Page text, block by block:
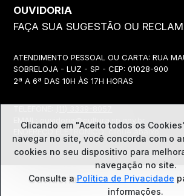
OUVIDORIA
FAÇA SUA SUGESTÃO OU
ATENDIMENTO PESSOAL OU CARTA: RUA
SOBRELOJA - LUZ - SP - CEP: 01028-900
2ª A 6ª DAS 10H ÀS 17H HORAS
EMAIL:
ouvidoria@cultura.sp.gov.br
ENDEREÇO ELETRÔNICO: clique abaixo
Ouvidoria
Clicando em "Aceito todos os
navegar no site, você concorda com o
cookies no seu dispositivo para
navegação no site.
Consulte a Política de Privacidade
informações.